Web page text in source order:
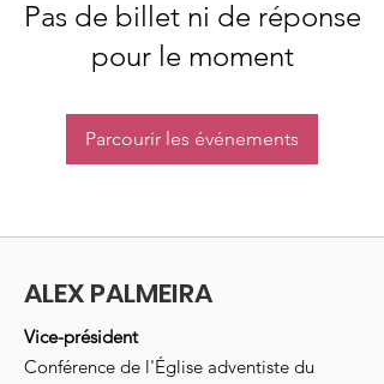
Pas de billet ni de réponse
pour le moment
Parcourir les événements
ALEX PALMEIRA
Vice-président
Conférence de l'Église adventiste du